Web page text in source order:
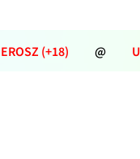
EROSZ (+18) @